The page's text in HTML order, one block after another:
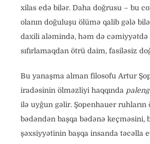
xilas edə bilər. Daha doğrusu – bu
olanın doğuluşu ölümə qalib gələ
daxili aləmində, həm də cəmiyyətdə
sıfırlamaqdan ötrü daim, fasiləsiz
Bu yanaşma alman filosofu Artur
iradəsinin ölməzliyi haqqında
ilə uyğun gəlir. Şopenhauer ruhların
bədəndən başqa bədənə keçməsini,
şəxsiyyətinin başqa insanda təcəlla